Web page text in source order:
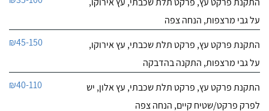
על גבי מרצפות, הנחה צפה
התקנת פרקט עץ, פרקט תלת שכבתי, עץ אירוקו,
על גבי מרצפות, התקנה בהדבקה
₪45-150
התקנת פרקט עץ, פרקט תלת שכבתי, עץ אלון, יש
לפרק פרקט/שטיח קיים, הנחה צפה
₪40-110